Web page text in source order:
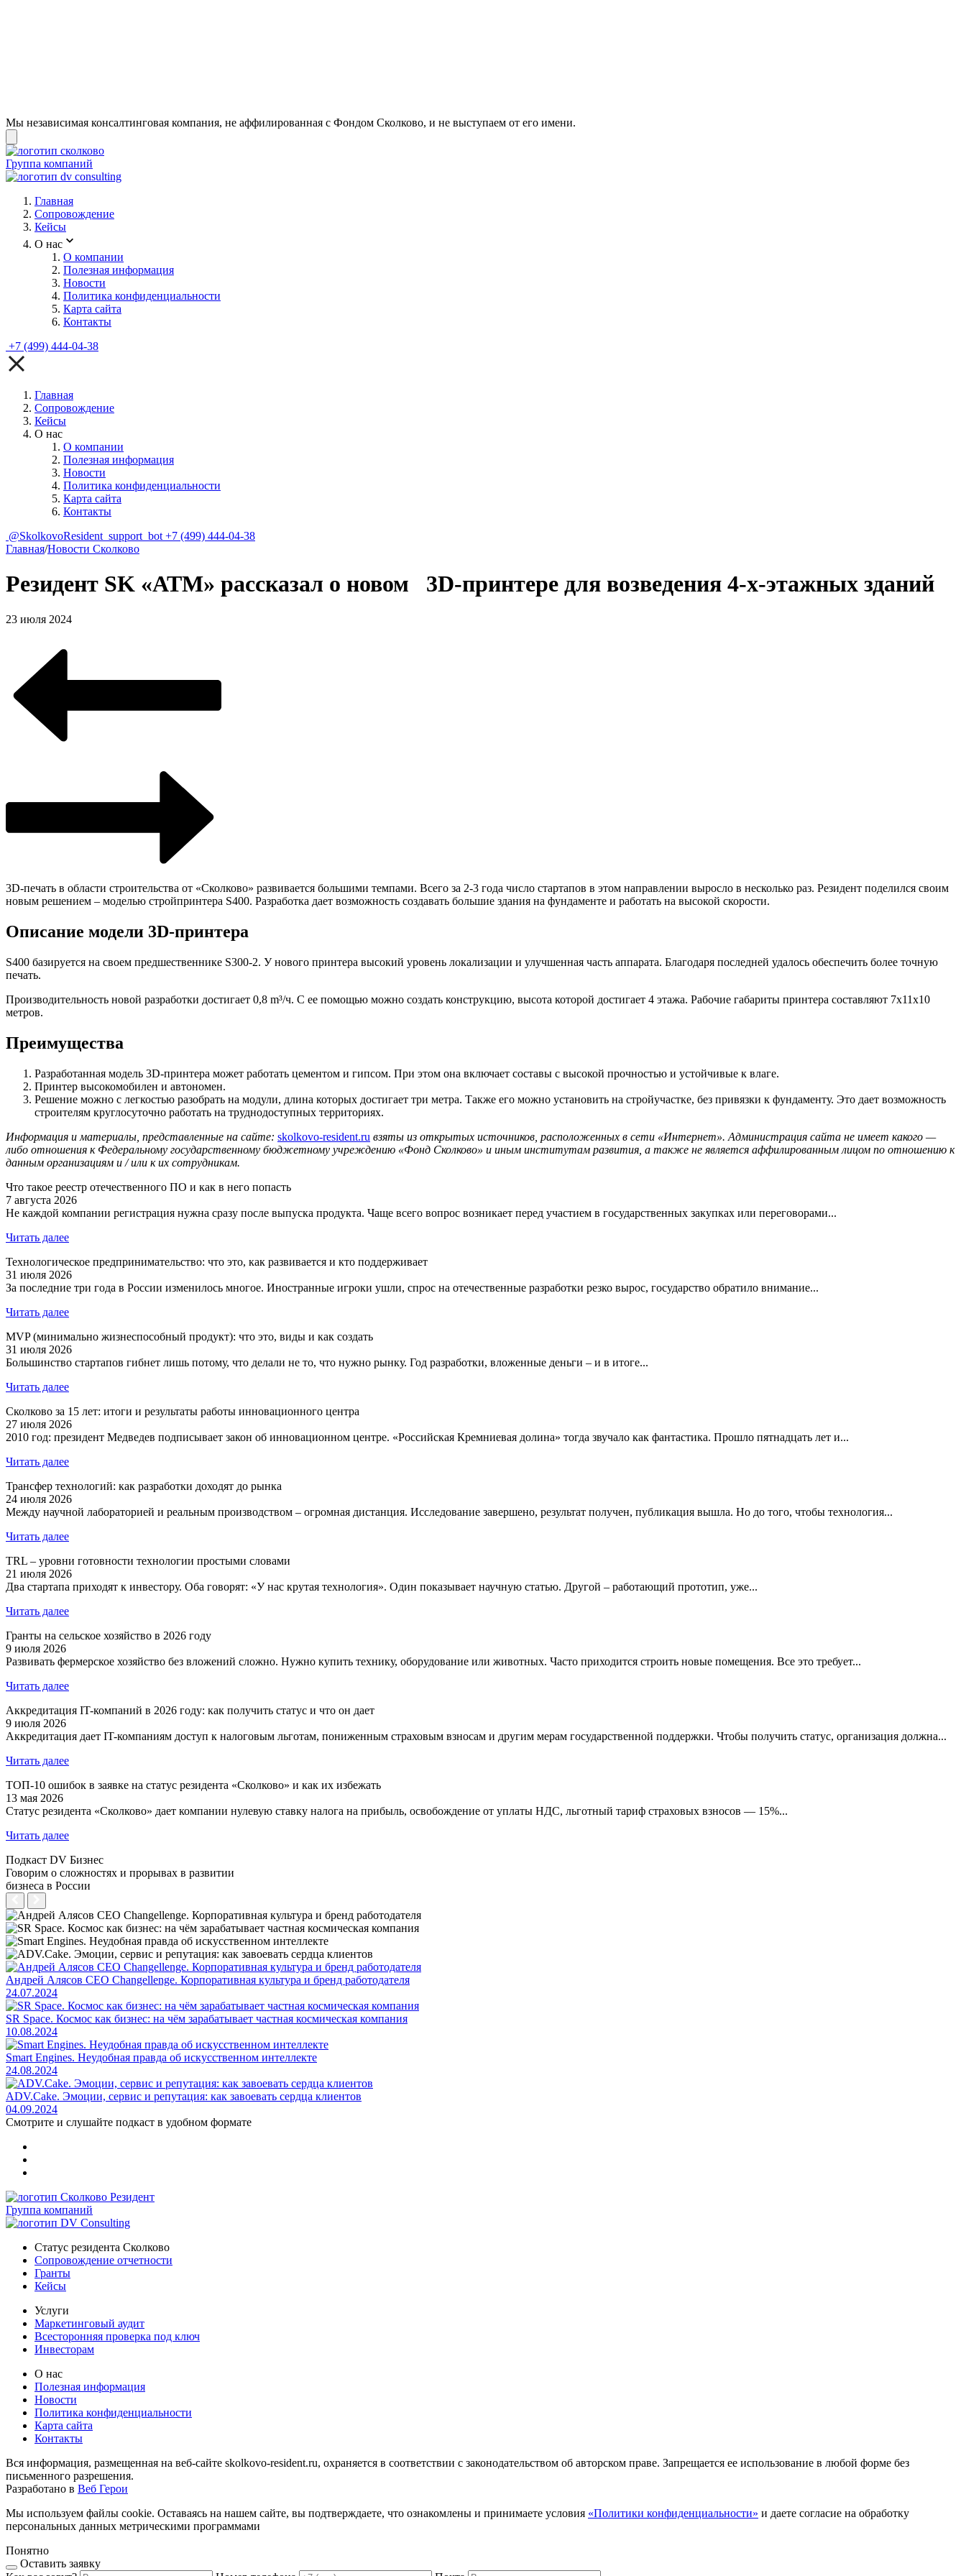
Мы независимая консалтинговая компания, не аффилированная с Фондом Сколково, и не выступаем от его имени.
Группа компаний
Главная
Сопровождение
Кейсы
О нас
О компании
Полезная информация
Новости
Политика конфиденциальности
Карта сайта
Контакты
+7 (499) 444-04-38
Главная
Сопровождение
Кейсы
О нас
О компании
Полезная информация
Новости
Политика конфиденциальности
Карта сайта
Контакты
@SkolkovoResident_support_bot +7 (499) 444-04-38
Главная/Новости Сколково
Резидент SK «АТМ» рассказал о новом 3D-принтере для возведения 4-х-этажных зданий
23 июля 2024
3D-печать в области строительства от «Сколково» развивается большими темпами. Всего за 2-3 года число стартапов в этом направлении выросло в несколько раз. Резидент поделился своим
новым решением – моделью стройпринтера S400. Разработка дает возможность создавать большие здания на фундаменте и работать на высокой скорости.
Описание модели 3D-принтера
S400 базируется на своем предшественнике S300-2. У нового принтера высокий уровень локализации и улучшенная часть аппарата. Благодаря последней удалось обеспечить более точную
печать.
Производительность новой разработки достигает 0,8 m³/ч. С ее помощью можно создать конструкцию, высота которой достигает 4 этажа. Рабочие габариты принтера составляют 7х11х10
метров.
Преимущества
Разработанная модель 3D-принтера может работать цементом и гипсом. При этом она включает составы с высокой прочностью и устойчивые к влаге.
Принтер высокомобилен и автономен.
Решение можно с легкостью разобрать на модули, длина которых достигает три метра. Также его можно установить на стройучастке, без привязки к фундаменту. Это дает возможность
строителям круглосуточно работать на труднодоступных территориях.
Информация и материалы, представленные на сайте: skolkovo-resident.ru взяты из открытых источников, расположенных в сети «Интернет». Администрация сайта не имеет какого —
либо отношения к Федеральному государственному бюджетному учреждению «Фонд Сколково» и иным институтам развития, а также не является аффилированным лицом по отношению к
данным организациям и / или к их сотрудникам.
Что такое реестр отечественного ПО и как в него попасть
7 августа 2026
Не каждой компании регистрация нужна сразу после выпуска продукта. Чаще всего вопрос возникает перед участием в государственных закупках или переговорами...
Читать далее
Технологическое предпринимательство: что это, как развивается и кто поддерживает
31 июля 2026
За последние три года в России изменилось многое. Иностранные игроки ушли, спрос на отечественные разработки резко вырос, государство обратило внимание...
Читать далее
MVP (минимально жизнеспособный продукт): что это, виды и как создать
31 июля 2026
Большинство стартапов гибнет лишь потому, что делали не то, что нужно рынку. Год разработки, вложенные деньги – и в итоге...
Читать далее
Сколково за 15 лет: итоги и результаты работы инновационного центра
27 июля 2026
2010 год: президент Медведев подписывает закон об инновационном центре. «Российская Кремниевая долина» тогда звучало как фантастика. Прошло пятнадцать лет и...
Читать далее
Трансфер технологий: как разработки доходят до рынка
24 июля 2026
Между научной лабораторией и реальным производством – огромная дистанция. Исследование завершено, результат получен, публикация вышла. Но до того, чтобы технология...
Читать далее
TRL – уровни готовности технологии простыми словами
21 июля 2026
Два стартапа приходят к инвестору. Оба говорят: «У нас крутая технология». Один показывает научную статью. Другой – работающий прототип, уже...
Читать далее
Гранты на сельское хозяйство в 2026 году
9 июля 2026
Развивать фермерское хозяйство без вложений сложно. Нужно купить технику, оборудование или животных. Часто приходится строить новые помещения. Все это требует...
Читать далее
Аккредитация IT-компаний в 2026 году: как получить статус и что он дает
9 июля 2026
Аккредитация дает IT-компаниям доступ к налоговым льготам, пониженным страховым взносам и другим мерам государственной поддержки. Чтобы получить статус, организация должна...
Читать далее
ТОП-10 ошибок в заявке на статус резидента «Сколково» и как их избежать
13 мая 2026
Статус резидента «Сколково» дает компании нулевую ставку налога на прибыль, освобождение от уплаты НДС, льготный тариф страховых взносов — 15%...
Читать далее
Подкаст DV Бизнес
Говорим о сложностях и прорывах в развитии
бизнеса в России
Андрей Алясов CEO Changellenge. Корпоративная культура и бренд работодателя
24.07.2024
SR Space. Космос как бизнес: на чём зарабатывает частная космическая компания
10.08.2024
Smart Engines. Неудобная правда об искусственном интеллекте
24.08.2024
ADV.Cake. Эмоции, сервис и репутация: как завоевать сердца клиентов
04.09.2024
Смотрите и слушайте подкаст в удобном формате
Группа компаний
Статус резидента Сколково
Сопровождение отчетности
Гранты
Кейсы
Услуги
Маркетинговый аудит
Всесторонняя проверка под ключ
Инвесторам
О нас
Полезная информация
Новости
Политика конфиденциальности
Карта сайта
Контакты
Вся информация, размещенная на веб-сайте skolkovo-resident.ru, охраняется в соответствии с законодательством об авторском праве. Запрещается ее использование в любой форме без
письменного разрешения.
Разработано в Веб Герои
Мы используем файлы cookie. Оставаясь на нашем сайте, вы подтверждаете, что ознакомлены и принимаете условия «Политики конфиденциальности» и даете согласие на обработку
персональных данных метрическими программами
Понятно
Оставить заявку